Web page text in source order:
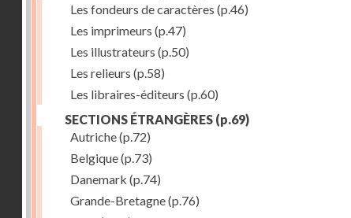
Les fondeurs de caractères (p.46)
Les imprimeurs (p.47)
Les illustrateurs (p.50)
Les relieurs (p.58)
Les libraires-éditeurs (p.60)
SECTIONS ÉTRANGÈRES (p.69)
Autriche(p.72)
Belgique(p.73)
Danemark (p.74)
Grande-Bretagne(p.76)